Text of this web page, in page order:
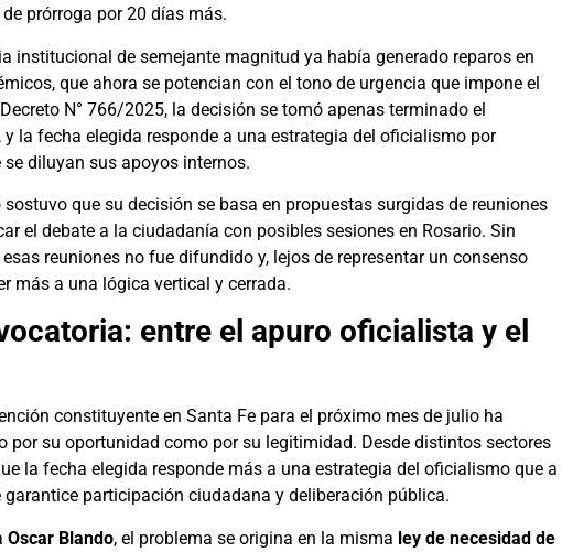
prórroga por 20 días más.
institucional de semejante magnitud ya había generado reparos en
que ahora se potencian con el tono de urgencia que impone el
N° 766/2025, la decisión se tomó apenas terminado el
la fecha elegida responde a una estrategia del oficialismo por
diluyan sus apoyos internos.
que su decisión se basa en propuestas surgidas de reuniones
el debate a la ciudadanía con posibles sesiones en Rosario. Sin
reuniones no fue difundido y, lejos de representar un consenso
más a una lógica vertical y cerrada.
entre el apuro oficialista y el
constituyente en Santa Fe para el próximo mes de julio ha
por su oportunidad como por su legitimidad. Desde distintos sectores
la fecha elegida responde más a una estrategia del oficialismo que a
participación ciudadana y deliberación pública.
Oscar Blando, el problema se origina en la misma ley de necesidad de